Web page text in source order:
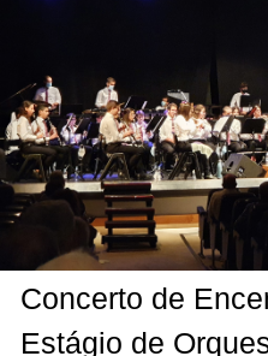
Concerto de
Estágio de